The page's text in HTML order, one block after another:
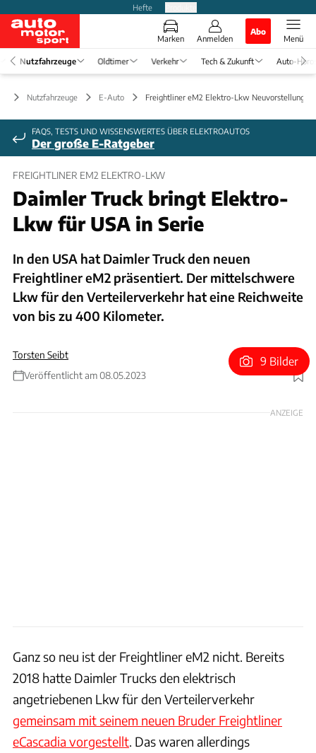
Hefte
Marken Anmelden
Abo
Menü
Nutzfahrzeuge Oldtimer Verkehr Tech & Zukunft Auto-
Nutzfahrzeuge E-Auto Freightliner eM2 Elektro-Lkw Neuvorstellung
FAQS, TESTS UND WISSENSWERTES ÜBER ELEKTROAUTOS
Der große E-Ratgeber
FREIGHTLINER EM2 ELEKTRO-LKW
Daimler Truck bringt Elektro-
Lkw für USA in Serie
In den USA hat Daimler Truck den neuen
Freightliner eM2 präsentiert. Der mittelschwere
Lkw für den Verteilerverkehr hat eine Reichweite
von bis zu 400 Kilometer.
Torsten Seibt
Veröffentlicht am 08.05.2023
Foto: Daimler Truck AG
9 Bilder
ANZEIGE
Ganz so neu ist der Freightliner eM2 nicht. Bereits
2018 hatte Daimler Trucks den elektrisch
angetriebenen Lkw für den Verteilerverkehr
gemeinsam mit seinem neuen Bruder Freightliner
eCascadia vorgestellt. Das waren allerdings